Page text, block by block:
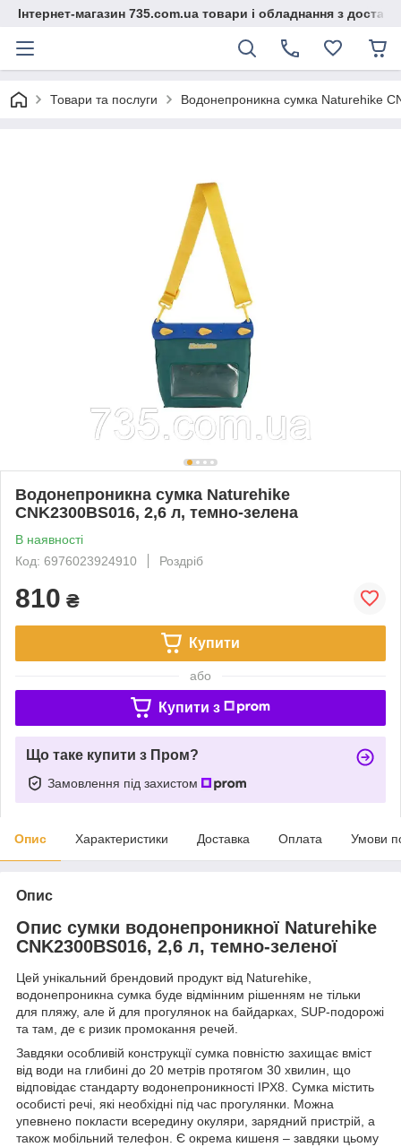
Інтернет-магазин 735.com.ua товари і обладнання з
Товари та послуги Водонепроникна сумка Naturehike
Водонепроникна сумка Naturehike
CNK2300BS016, 2,6 л, темно-зелена
В наявності
Код: 6976023924910
Роздріб
810 ₴
Купити
або
Купити з
Що таке купити з Пром?
Замовлення під захистом
Опис Характеристики Доставка Оплата Умови
Опис
Опис сумки водонепроникної Naturehike
CNK2300BS016, 2,6 л, темно-зеленої
Цей унікальний брендовий продукт від Naturehike,
водонепроникна сумка буде відмінним рішенням не тільки
для пляжу, але й для прогулянок на байдарках, SUP-подорожі
та там, де є ризик промокання речей.
Завдяки особливій конструкції сумка повністю захищає вміст
від води на глибині до 20 метрів протягом 30 хвилин, що
відповідає стандарту водонепроникності IPX8. Сумка містить
особисті речі, які необхідні під час прогулянки. Можна
упевнено покласти всередину окуляри, зарядний пристрій, а
також мобільний телефон. Є окрема кишеня – завдяки цьому